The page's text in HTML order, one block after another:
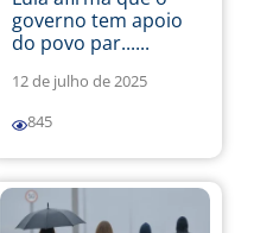
governo tem apoio
do povo par......
12 de julho de 2025
845